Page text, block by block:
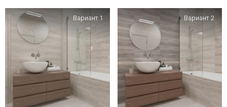
Вариант 1 Вариант 2